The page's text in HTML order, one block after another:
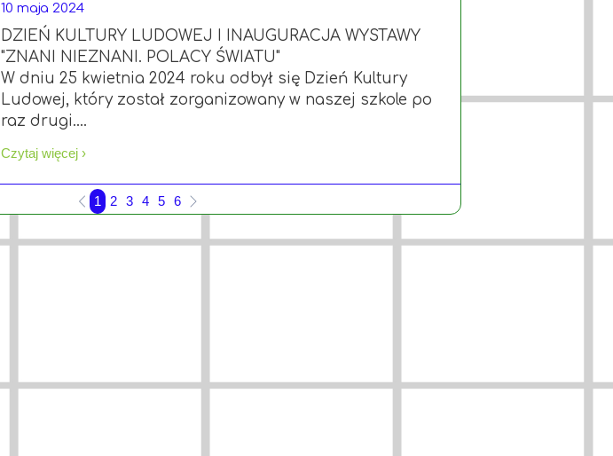
10 maja 2024
DZIEŃ KULTURY LUDOWEJ I INAUGURACJA WYSTAWY
"ZNANI NIEZNANI. POLACY ŚWIATU"
W dniu 25 kwietnia 2024 roku odbył się Dzień Kultury
Ludowej, który został zorganizowany w naszej szkole po
raz drugi....
Czytaj więcej ›
1 2 3 4 5 6